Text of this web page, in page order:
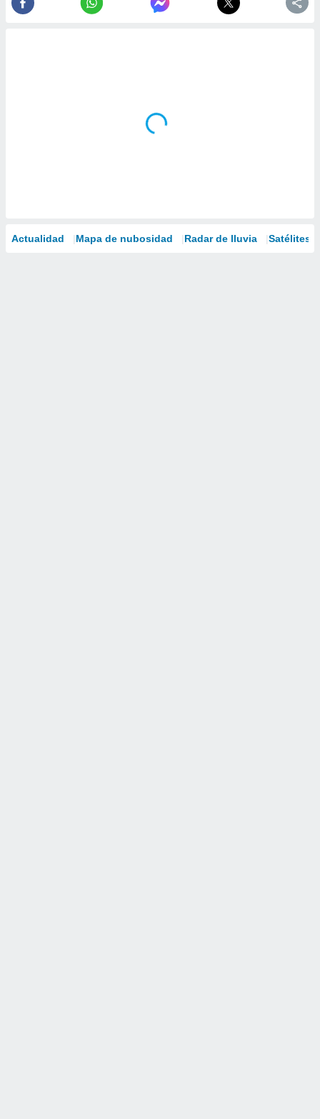
Actualidad Mapa de nubosidad Radar de lluvia Satélites